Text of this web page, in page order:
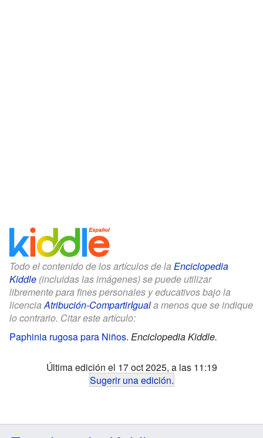
Todo el contenido de los artículos de la Enciclopedia
Kiddle (incluidas las imágenes) se puede utilizar
libremente para fines personales y educativos bajo la
licenciaAtribución-CompartirIguala menos que se indique
lo contrario. Citar este artículo:
Paphinia rugosa para Niños. Enciclopedia Kiddle.
Última edición el 17 oct 2025, a las 11:19
Sugerir una edición.